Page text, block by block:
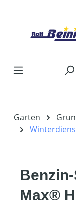
Garten
Max®